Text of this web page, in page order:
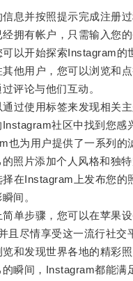
并按照提示完成注册过
有帐户，只需输入您的
开始探索Instagram的
用户，您可以浏览和点
评论与他们互动。
使用标签来发现相关主
社区中找到您感
为用户提供了一系列的
照片添加个人风格和独特
Instagram上发布您的
间。
步骤，您可以在苹果设
且尽情享受这一流行社交
发现世界各地的精彩照
瞬间，Instagram都能满